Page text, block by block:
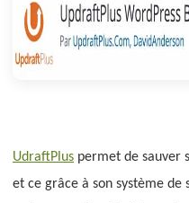
UdraftPlus permet de sauver
et ce grâce à son système